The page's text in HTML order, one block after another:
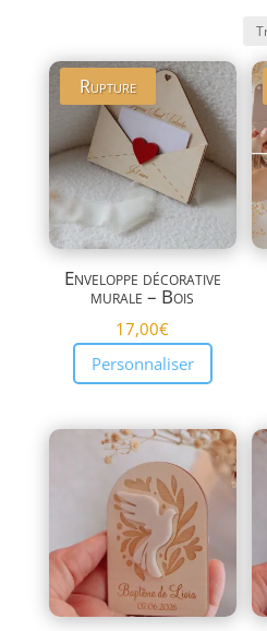
Rupture
Enveloppe décorative
murale – Bois
17,00€
Personnaliser